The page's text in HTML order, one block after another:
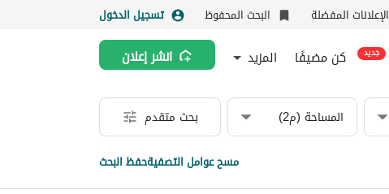
الإعلانات المفضلة البحث المحفوظ تسجيل الدخول
جديد كن مضيفًا المزيد انشر إعلان
المساحة (م2) بحث متقدم
مسح عوامل التصفيةحفظ البحث